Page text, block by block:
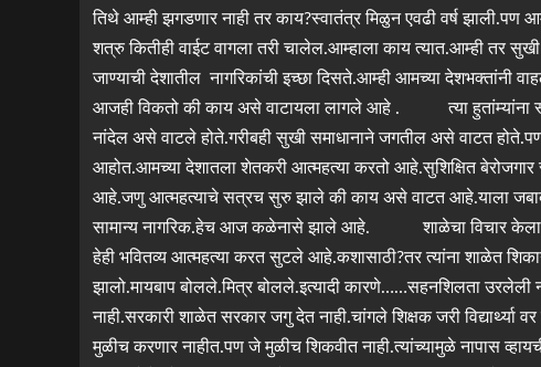
तिथे आम्ही झगडणार नाही तर काय?स्वातंत्र मिळुन एवढी वर्ष
शत्रु कितीही वाईट वागला तरी चालेल.आम्हाला काय त्यात.आम्ही तर
जाण्याची देशातील नागरिकांची इच्छा दिसते.आम्ही आमच्या
आजही विकतो की काय असे वाटायला लागले आहे . त्या हुतांम्यांना
नांदेल असे वाटले होते.गरीबही सुखी समाधानाने जगतील असे वाटत होते.पण
आहोत.आमच्या देशातला शेतकरी आत्महत्या करतो आहे.सुशिक्षित
आहे.जणु आत्महत्याचे सत्रच सुरु झाले की काय असे वाटत आहे.याला
सामान्य नागरिक.हेच आज कळेनासे झाले आहे. शाळेचा विचार केला तर
हेही भवितव्य आत्महत्या करत सुटले आहे.कशासाठी?तर त्यांना शाळेत
झालो.मायबाप बोलले.मित्र बोलले.इत्यादी कारणे……सहनशिलता
नाही.सरकारी शाळेत सरकार जगु देत नाही.चांगले शिक्षक जरी विद्यार्थ्या
मुळीच करणार नाहीत.पण जे मुळीच शिकवीत नाही.त्यांच्यामुळे नापास